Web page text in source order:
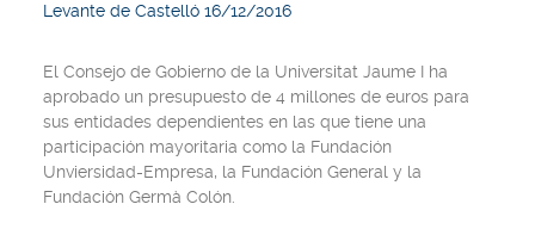
Levante de Castelló 16/12/2016
El Consejo de Gobierno de la Universitat Jaume I ha
aprobado un presupuesto de 4 millones de euros para
sus entidades dependientes en las que tiene una
participación mayoritaria como la Fundación
Unviersidad-Empresa, la Fundación General y la
Fundación Germà Colón.